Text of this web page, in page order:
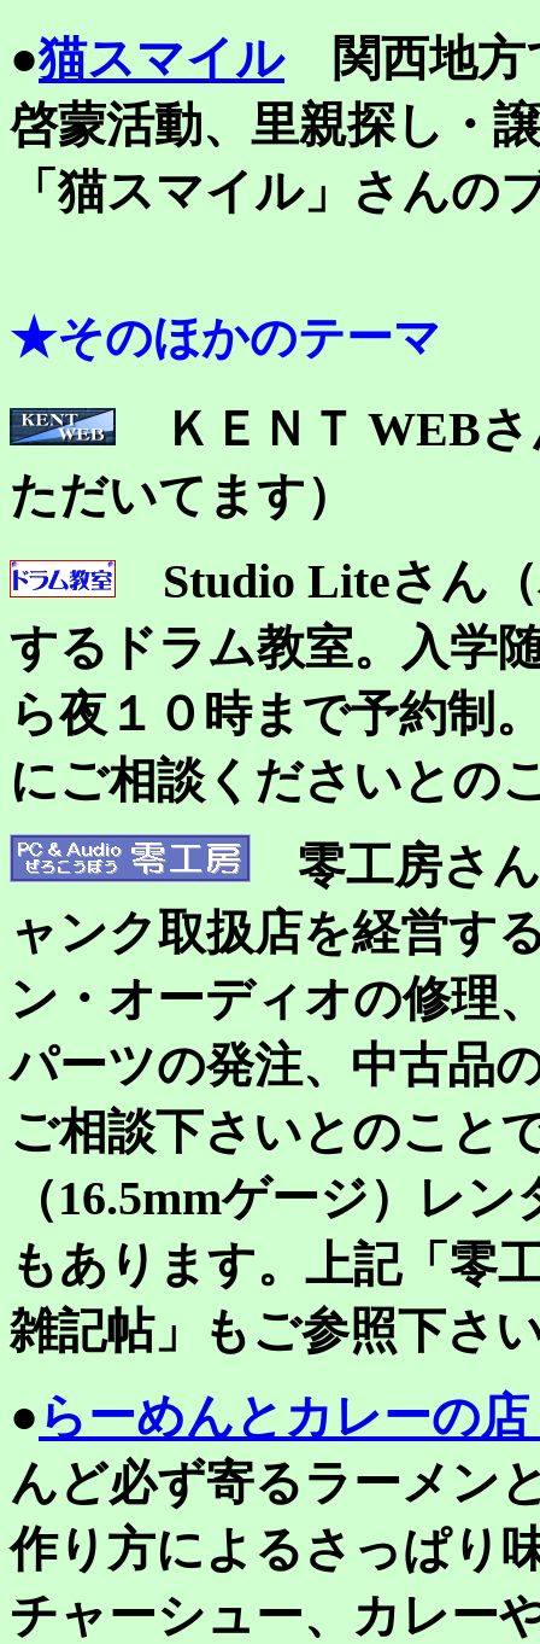
●猫スマイル関西地方
啓蒙活動、里親探し・
「猫スマイル」さんの
★そのほかのテーマ
ＫＥＮＴ WEB
ただいてます）
Studio Liteさん
するドラム教室。入学
ら夜１０時まで予約制
にご相談くださいとの
零工房さ
ャンク取扱店を経営す
ン・オーディオの修理
パーツの発注、中古品
ご相談下さいとのこと
（16.5mmゲージ）レ
もあります。上記「零
雑記帖」もご参照下さ
● らーめんとカレーの
んど必ず寄るラーメン
作り方によるさっぱり
チャーシュー、カレー